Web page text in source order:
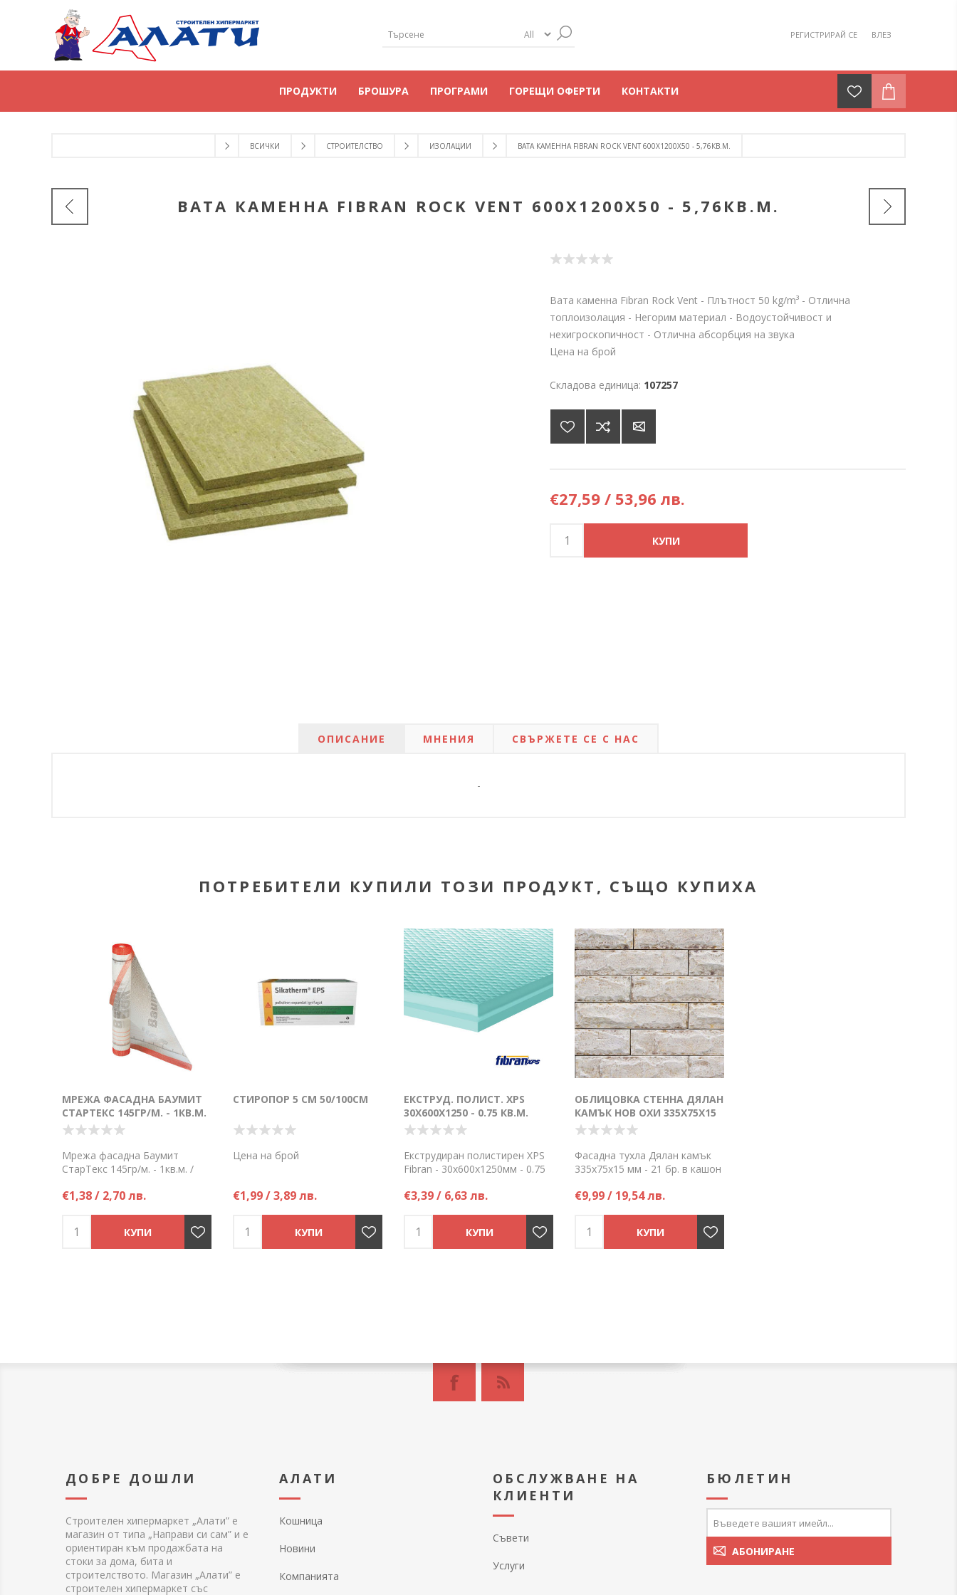
РЕГИСТРИРАЙ СЕ ВЛЕЗ
ПРОДУКТИ БРОШУРА ПРОГРАМИ ГОРЕЩИ ОФЕРТИ КОНТАКТИ
ВСИЧКИ СТРОИТЕЛСТВО ИЗОЛАЦИИ ВАТА КАМЕННА FIBRAN ROCK VENT 600X1200X50 - 5,76КВ.М.
ВАТА КАМЕННА FIBRAN ROCK VENT 600X1200X50 - 5,76КВ.М.
Вата каменна Fibran Rock Vent - Плътност 50 kg/m³ - Отлична
топлоизолация - Негорим материал - Водоустойчивост и
нехигроскопичност - Отлична абсорбция на звука
Цена на брой
Складова единица: 107257
€27,59 / 53,96 лв.
ОПИСАНИЕ МНЕНИЯ СВЪРЖЕТЕ СЕ С НАС
-
ПОТРЕБИТЕЛИ КУПИЛИ ТОЗИ ПРОДУКТ, СЪЩО КУПИХА
МРЕЖА ФАСАДНА БАУМИТ
СТАРТЕКС 145ГР/М. - 1КВ.М.
/РОЛКА 50ЛМ./
Мрежа фасадна Баумит
СтарТекс 145гр/м. - 1кв.м. /
алкалоустойчивост -
Цена на кв.м.
€1,38 / 2,70 лв.
СТИРОПОР 5 СМ 50/100СМ
Цена на брой
€1,99 / 3,89 лв.
ЕКСТРУД. ПОЛИСТ. XPS
30Х600Х1250 - 0.75 КВ.М.
Екструдиран полистирен XPS
Fibran - 30х600х1250мм - 0.75
Цена на брой
€3,39 / 6,63 лв.
ОБЛИЦОВКА СТЕННА ДЯЛАН
КАМЪК НОВ ОХИ 335Х75Х15
Фасадна тухла Дялан камък
335х75х15 мм - 21 бр. в кашон
м2 - Материал: бетон - Цвят:
декорация
Цена на кашон
€9,99 / 19,54 лв.
ДОБРЕ ДОШЛИ
Строителен хипермаркет „Алати” е
магазин от типа „Направи си сам” и е
ориентиран към продажбата на
стоки за дома, бита и
строителството. Магазин „Алати” е
строителен хипермаркет със
АЛАТИ
Кошница
Новини
Компанията
ОБСЛУЖВАНЕ НА
КЛИЕНТИ
Съвети
Услуги
БЮЛЕТИН